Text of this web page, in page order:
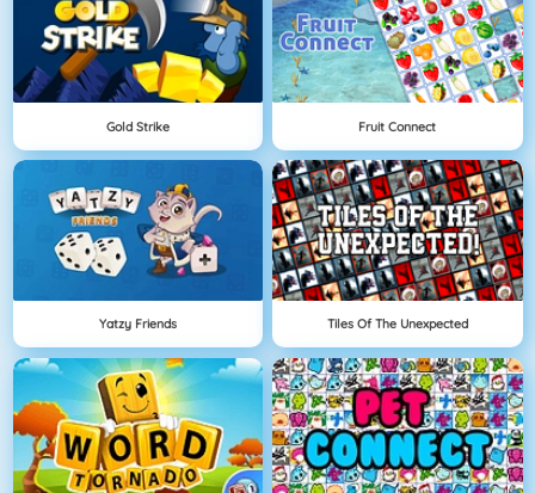
Gold Strike Fruit Connect
Yatzy Friends Tiles Of The Unexpected